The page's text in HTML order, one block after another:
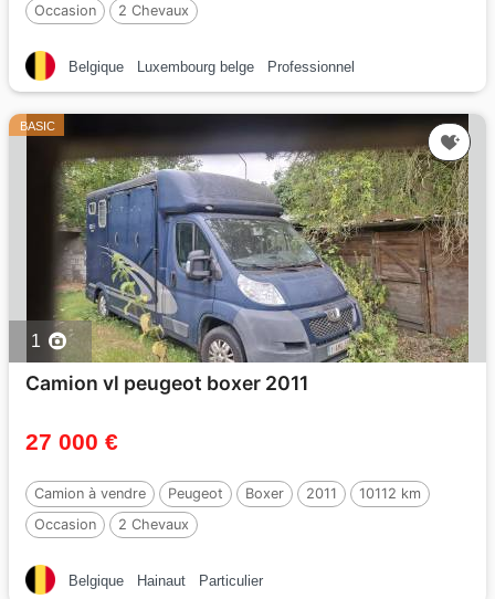
Occasion
2 Chevaux
Belgique Luxembourg belge Professionnel
BASIC
1
Camion vl peugeot boxer 2011
27 000 €
Camion à vendre Peugeot Boxer 2011
10112 km
Occasion
2 Chevaux
Belgique Hainaut Particulier